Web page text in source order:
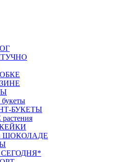
БУКЕТЫ
ШОКОЛАДЕ